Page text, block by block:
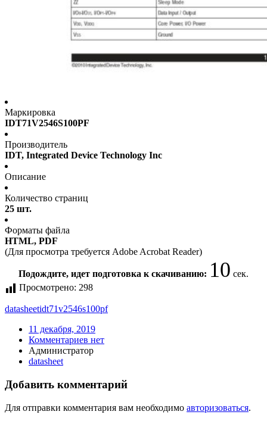
Маркировка
IDT71V2546S100PF
Производитель
IDT, Integrated Device Technology Inc
Описание
Количество страниц
25 шт.
Форматы файла
HTML, PDF
(Для просмотра требуется Adobe Acrobat Reader)
Подождите, идет подготовка к скачиванию:9сек.
Просмотрено: 298
datasheetidt71v2546s100pf
11 декабря, 2019
Комментариев нет
Администратор
datasheet
Добавить комментарий
Для отправки комментария вам необходимо авторизоваться.